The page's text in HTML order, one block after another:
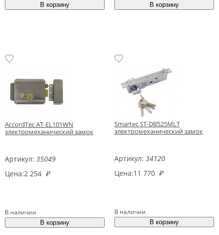
AccordTec AT-EL101WN
электромеханический замок
Артикул: 35049
Цена:2 254 ₽
В наличии
Smartec ST-DB525MLT
электромеханический замок
Артикул: 34120
Цена:11 770 ₽
В наличии